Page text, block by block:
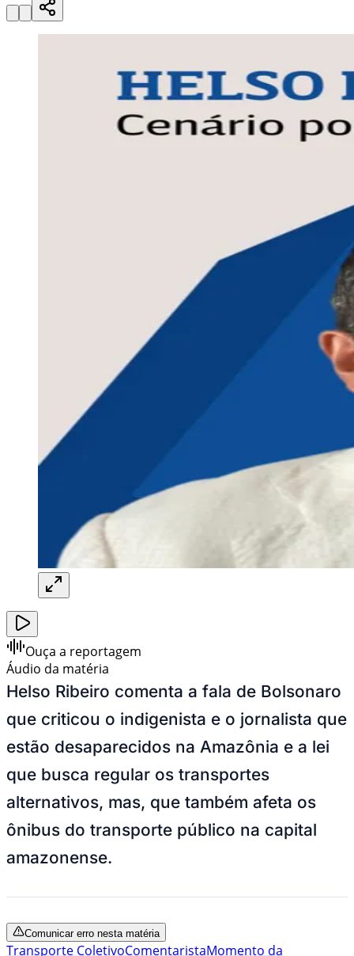
Ouça a reportagem
Áudio da matéria
Helso Ribeiro comenta a fala de Bolsonaro
que criticou o indigenista e o jornalista que
estão desaparecidos na Amazônia e a lei
que busca regular os transportes
alternativos, mas, que também afeta os
ônibus do transporte público na capital
amazonense.
Comunicar erro nesta matéria
Transporte ColetivoComentaristaMomento da